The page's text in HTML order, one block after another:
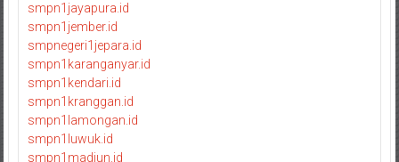
smpn1jayapura.id
smpn1jember.id
smpnegeri1jepara.id
smpn1karanganyar.id
smpn1kendari.id
smpn1kranggan.id
smpn1lamongan.id
smpn1luwuk.id
smpn1madiun.id